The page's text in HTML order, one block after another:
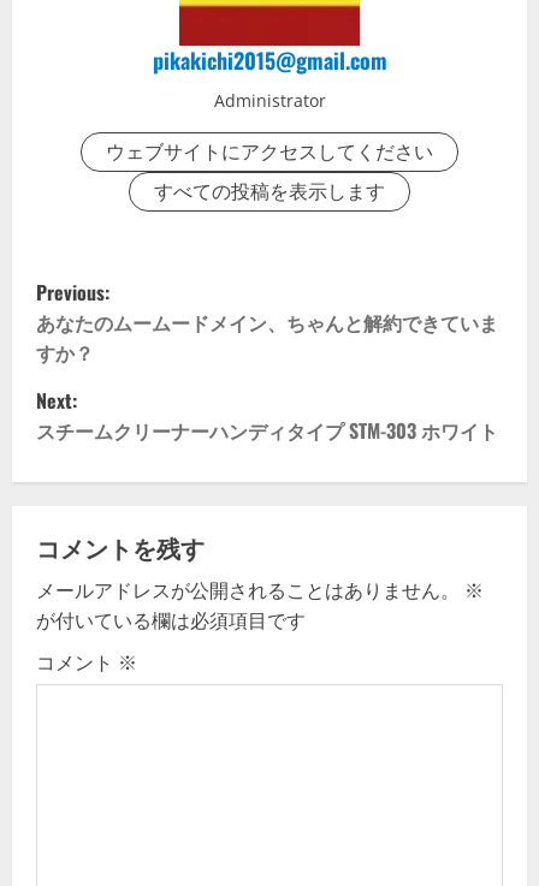
pikakichi2015@gmail.com
Administrator
ウェブサイトにアクセスしてください
すべての投稿を表示します
P
o
s
t
n
a
v
i
g
Previous:
あなたのムームードメイン、ちゃんと解約できていま
すか？
Next:
スチームクリーナーハンディタイプ STM-303 ホワイト
コメントを残す
メールアドレスが公開されることはありません。
※
が付いている欄は必須項目です
コメント ※